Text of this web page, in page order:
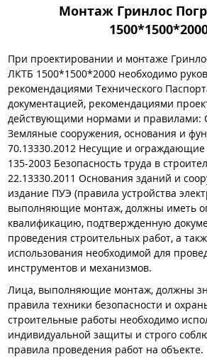
Монтаж Гринлос
При проектировании и монтаже
ЛКТБ 1500*1500*2000 необходимо
рекомендациями Технического
документацией, рекомендациями
действующими нормами и правилами:
Земляные сооружения, основания и
70.13330.2012 Несущие и ограждающие
135-2003 Безопасность труда в
22.13330.2011 Основания зданий и
издание ПУЭ (правила устройства
выполняющие монтаж, должны иметь
квалификацию, подтвержденную
проведения строительных работ, а
использования необходимой для
инструментов и механизмов.
Лица, выполняющие монтаж, должны
правила техники безопасности и
строительные работы необходимо
индивидуальной защиты и строго
правила проведения работ на объекте.